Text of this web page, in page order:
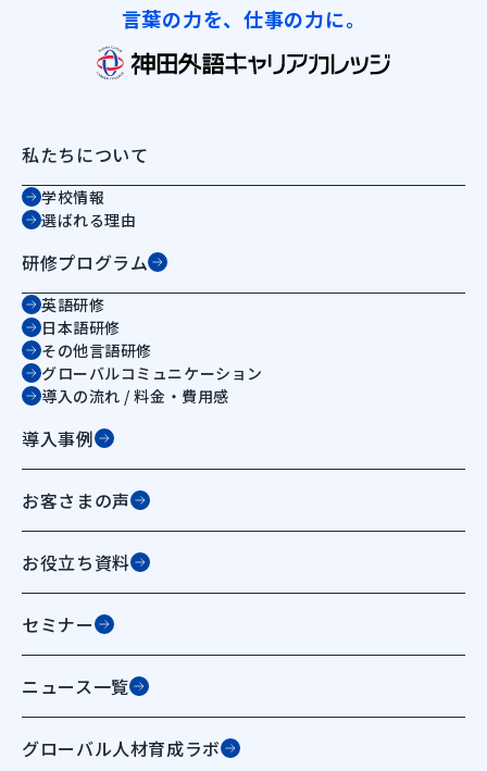
言葉の力を、仕事の力に。
私たちについて
学校情報
選ばれる理由
研修プログラム
英語研修
日本語研修
その他言語研修
グローバルコミュニケーション
導入の流れ / 料金・費用感
導入事例
お客さまの声
お役立ち資料
セミナー
ニュース一覧
グローバル人材育成ラボ